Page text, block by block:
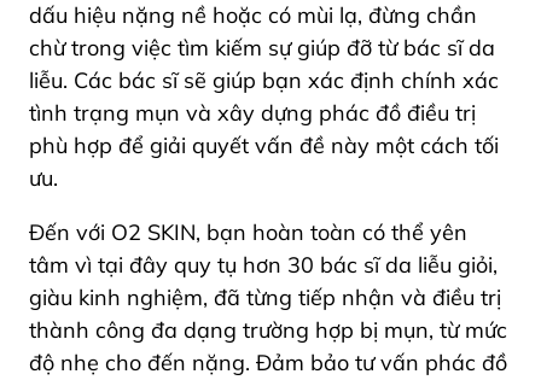
dấu hiệu nặng nề hoặc có mùi lạ, đừng chần
chừ trong việc tìm kiếm sự giúp đỡ từ bác sĩ da
liễu. Các bác sĩ sẽ giúp bạn xác định chính xác
tình trạng mụn và xây dựng phác đồ điều trị
phù hợp để giải quyết vấn đề này một cách tối
ưu.
Đến với O2 SKIN, bạn hoàn toàn có thể yên
tâm vì tại đây quy tụ hơn 30 bác sĩ da liễu giỏi,
giàu kinh nghiệm, đã từng tiếp nhận và điều trị
thành công đa dạng trường hợp bị mụn, từ mức
độ nhẹ cho đến nặng. Đảm bảo tư vấn phác đồ